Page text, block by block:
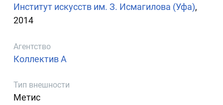
Институт искусств им. З. Исмагилова (Уфа),
2014
Агентство
Коллектив А
Тип внешности
Метис